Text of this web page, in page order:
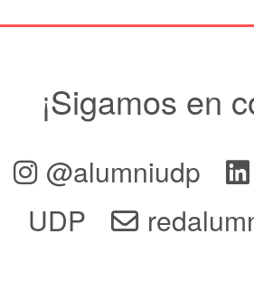
¡Sigamos en
@alumniudp
UDP